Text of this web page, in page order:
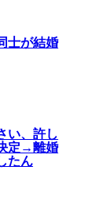
士が結婚
い、許し
定→離婚
たん